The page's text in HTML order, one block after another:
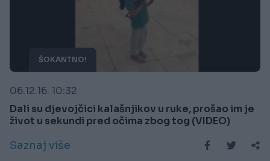
ŠOKANTNO!
06.12.16. 10:32
Dali su djevojčici kalašnjikov u ruke, prošao im je
život u sekundi pred očima zbog tog (VIDEO)
Saznaj više